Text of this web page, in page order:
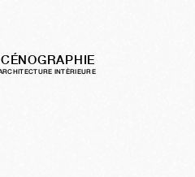
INTÈRIEURE